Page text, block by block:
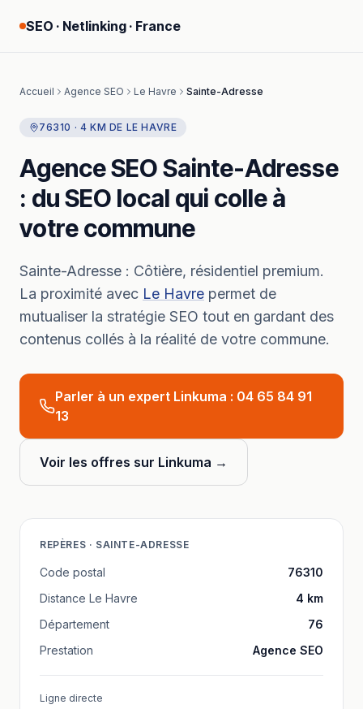
SEO · Netlinking · France
Accueil Agence SEO Le Havre Sainte-Adresse
76310 · 4 KM DE LE HAVRE
Agence SEOSainte-Adresse
: du SEO local qui colle à
votre commune
Sainte-Adresse : Côtière, résidentiel premium.
La proximité avec Le Havre permet de
mutualiser la stratégie SEO tout en gardant des
contenus collés à la réalité de votre commune.
Parler à un expert Linkuma : 04 65 84 91
13
Voir les offres sur Linkuma →
REPÈRES · SAINTE-ADRESSE
Code postal
76310
Distance Le Havre 4 km
Département
76
Prestation
Agence SEO
Ligne directe